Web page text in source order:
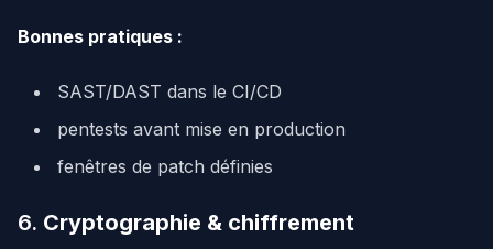
Bonnes pratiques :
SAST/DAST dans le CI/CD
pentests avant mise en production
fenêtres de patch définies
6. Cryptographie & chiffrement